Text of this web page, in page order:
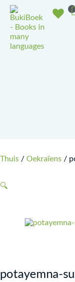
Doorgaan
naar
inhoud
Thuis / Oekraïens /
🔍
potayemna-